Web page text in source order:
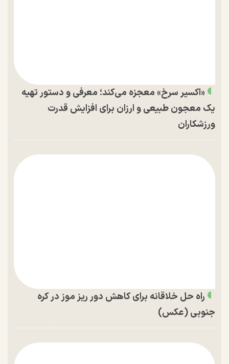
«اکسیر سرخ» معجزه می‌کند؛ معرفی و دستور تهیه
یک معجون طبیعی و ارزان برای افزایش قدرت
ورزشکاران
راه حل خلاقانه برای کاهش دور ریز موز در کره
جنوبی (عکس)